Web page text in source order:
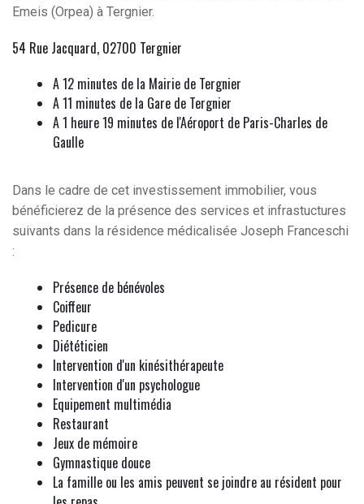
Emeis (Orpea) à Tergnier.
54 Rue Jacquard, 02700 Tergnier
A 12 minutes de la Mairie de Tergnier
A 11 minutes de la Gare de Tergnier
A 1 heure 19 minutes de l'Aéroport de Paris-Charles de
Gaulle
Dans le cadre de cet investissement immobilier, vous
bénéficierez de la présence des services et infrastuctures
suivants dans la résidence médicalisée Joseph Franceschi
:
Présence de bénévoles
Coiffeur
Pedicure
Diététicien
Intervention d'un kinésithérapeute
Intervention d'un psychologue
Equipement multimédia
Restaurant
Jeux de mémoire
Gymnastique douce
La famille ou les amis peuvent se joindre au résident pour